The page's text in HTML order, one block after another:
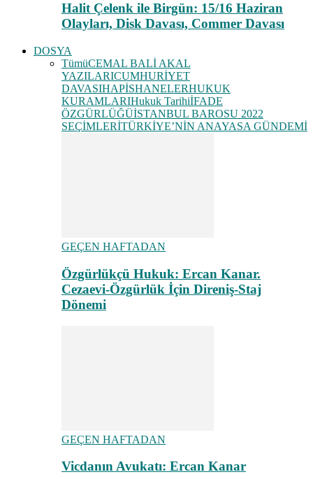
Halit Çelenk ile Birgün: 15/16 Haziran
Olayları, Disk Davası, Commer Davası
DOSYA
TümüCEMAL BALİ AKAL
YAZILARICUMHURİYET
DAVASIHAPİSHANELERHUKUK
KURAMLARIHukuk TarihiİFADE
ÖZGÜRLÜĞÜİSTANBUL BAROSU 2022
SEÇİMLERİTÜRKİYE’NİN ANAYASA GÜNDEMİ
GEÇEN HAFTADAN
Özgürlükçü Hukuk: Ercan Kanar.
Cezaevi-Özgürlük İçin Direniş-Staj
Dönemi
GEÇEN HAFTADAN
Vicdanın Avukatı: Ercan Kanar